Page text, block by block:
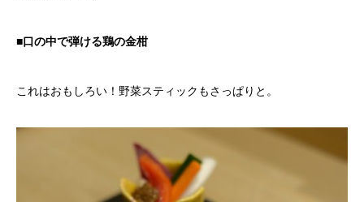
■口の中で弾ける鶏の金柑
これはおもしろい！野菜スティックもさっぱりと。